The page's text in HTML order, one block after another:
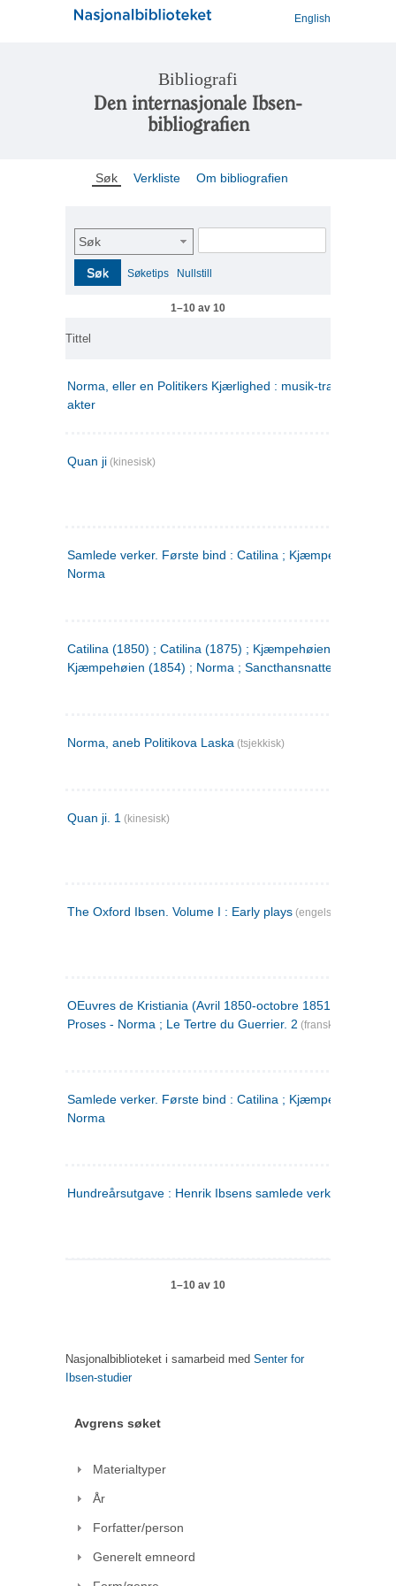
English
Bibliografi
Den internasjonale Ibsen-
bibliografien
Søk Verkliste Om bibliografien
Søk
Søk Søketips Nullstill
1–10 av 10
Tittel
Norma, eller en Politikers Kjærlighed : musik-tragedie i tre
akter
Quan ji (kinesisk)
Samlede verker. Første bind : Catilina ; Kjæmpehøien ;
Norma
Catilina (1850) ; Catilina (1875) ; Kjæmpehøien (1850) ;
Kjæmpehøien (1854) ; Norma ; Sancthansnatten
Norma, aneb Politikova Laska (tsjekkisk)
Quan ji. 1 (kinesisk)
The Oxford Ibsen. Volume I : Early plays (engelsk)
OEuvres de Kristiania (Avril 1850-octobre 1851) : Poèmes
Proses - Norma ; Le Tertre du Guerrier. 2 (fransk)
Samlede verker. Første bind : Catilina ; Kjæmpehøien ;
Norma
Hundreårsutgave : Henrik Ibsens samlede verker. 1
1–10 av 10
Nasjonalbiblioteket i samarbeid med Senter for
Ibsen-studier
Avgrens søket
Materialtyper
År
Forfatter/person
Generelt emneord